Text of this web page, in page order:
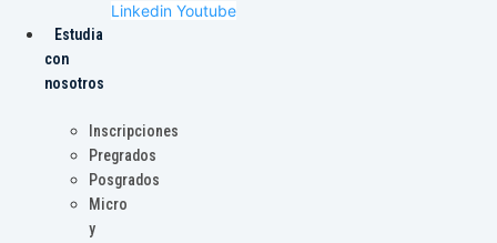
Linkedin Youtube
Estudia
con
nosotros
Inscripciones
Pregrados
Posgrados
Micro
y